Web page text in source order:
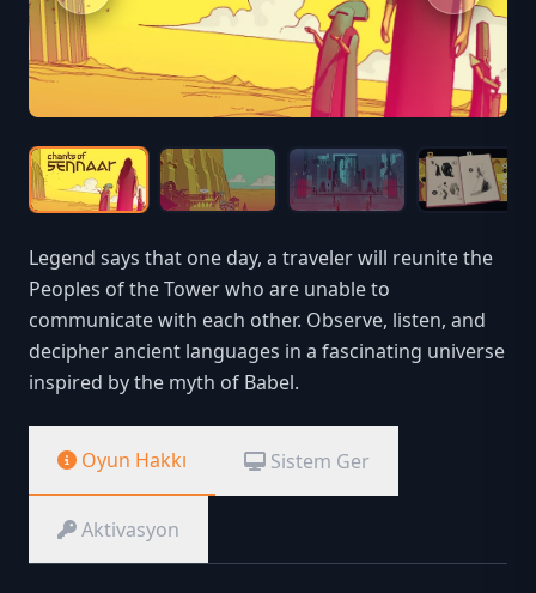
Legend says that one day, a traveler will reunite the
Peoples of the Tower who are unable to
communicate with each other. Observe, listen, and
decipher ancient languages in a fascinating universe
inspired by the myth of Babel.
Oyun Hakkı Sistem Ger
Aktivasyon